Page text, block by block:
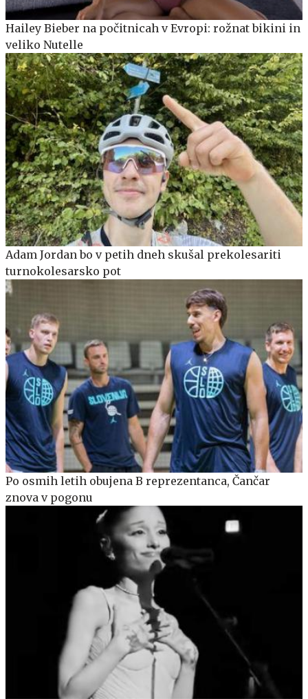
Hailey Bieber na počitnicah v Evropi: rožnat bikini in
veliko Nutelle
Adam Jordan bo v petih dneh skušal prekolesariti
turnokolesarsko pot
Po osmih letih obujena B reprezentanca, Čančar
znova v pogonu